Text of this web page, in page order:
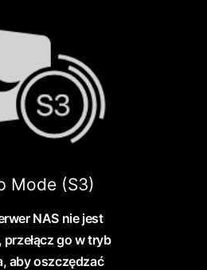
Mode (S3)
NAS nie jest
go w tryb
aby oszczędzać